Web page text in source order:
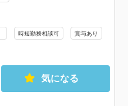
時短勤務相談可 賞与あり
気になる